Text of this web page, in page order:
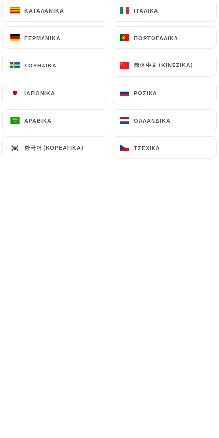
ΚΑΤΑΛΑΝΙΚΆ ΙΤΑΛΙΚΆ
ΓΕΡΜΑΝΙΚΆ ΠΟΡΤΟΓΑΛΙΚΆ
ΣΟΥΗΔΙΚΆ 简体中文 (ΚΙΝΈΖΙΚΑ)
ΙΑΠΩΝΙΚΆ ΡΩΣΙΚΆ
ΑΡΑΒΙΚΆ ΟΛΛΑΝΔΙΚΆ
한국어 (ΚΟΡΕΆΤΙΚΑ) ΤΣΈΧΙΚΑ
ΚΑΤΑΛΑΝΙΚΆ ΙΤΑΛΙΚΆ
ΓΕΡΜΑΝΙΚΆ ΠΟΡΤΟΓΑΛΙΚΆ
ΣΟΥΗΔΙΚΆ 简体中文 (ΚΙΝΈΖΙΚΑ)
ΙΑΠΩΝΙΚΆ ΡΩΣΙΚΆ
ΑΡΑΒΙΚΆ ΟΛΛΑΝΔΙΚΆ
한국어 (ΚΟΡΕΆΤΙΚΑ) ΤΣΈΧΙΚΑ